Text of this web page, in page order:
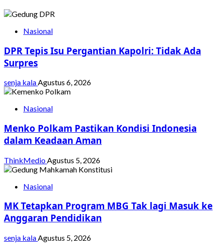
Nasional
DPR Tepis Isu Pergantian Kapolri: Tidak Ada
Surpres
senja kalaAgustus 6, 2026
Nasional
Menko Polkam Pastikan Kondisi Indonesia
dalam Keadaan Aman
ThinkMedio Agustus 5, 2026
Nasional
MK Tetapkan Program MBG Tak lagi Masuk ke
Anggaran Pendidikan
senja kalaAgustus 5, 2026